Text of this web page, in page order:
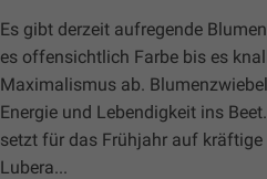
Es gibt derzeit aufregende
es offensichtlich Farbe bis es
Maximalismus ab.
Energie und Lebendigkeit ins
setzt für das Frühjahr auf
Lubera...